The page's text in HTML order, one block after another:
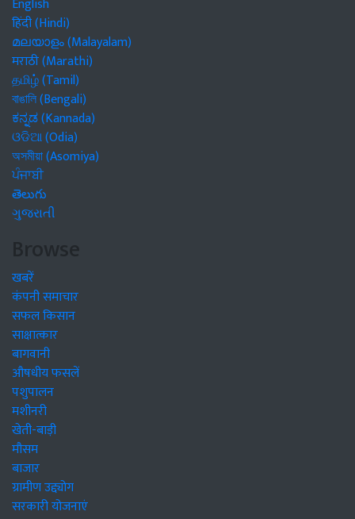
हिंदी (Hindi)
മലയാളം (Malayalam)
मराठी (Marathi)
தமிழ் (Tamil)
বাঙালি (Bengali)
ಕನ್ನಡ (Kannada)
ଓଡିଆ (Odia)
অসমীয়া (Asomiya)
ਪੰਜਾਬੀ
తెలుగు
ગુજરાતી
Browse
खबरें
कंपनी समाचार
सफल किसान
साक्षात्कार
बागवानी
औषधीय फसलें
पशुपालन
मशीनरी
खेती-बाड़ी
मौसम
बाजार
ग्रामीण उद्द्योग
सरकारी योजनाएं